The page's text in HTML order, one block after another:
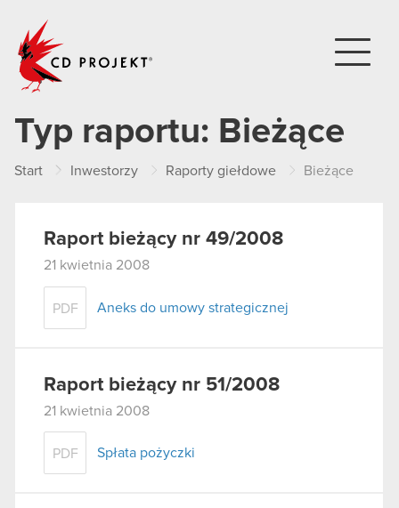
Typ raportu: Bieżące
Start Inwestorzy Raporty giełdowe Bieżące
Raport bieżący nr 49/2008
21 kwietnia 2008
PDF Aneks do umowy strategicznej
Raport bieżący nr 51/2008
21 kwietnia 2008
PDF Spłata pożyczki